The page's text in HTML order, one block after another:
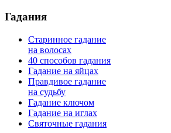
Гадания
Старинное гадание
на волосах
40 способов гадания
Гадание на яйцах
Правдивое гадание
на судьбу
Гадание ключом
Гадание на иглах
Святочные гадания